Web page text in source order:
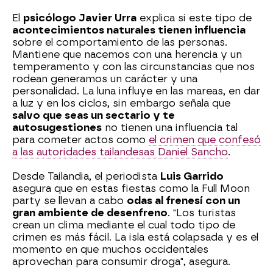
El psicólogo Javier Urra explica si este tipo de
acontecimientos naturales tienen influencia
sobre el comportamiento de las personas.
Mantiene que nacemos con una herencia y un
temperamento y con las circunstancias que nos
rodean generamos un carácter y una
personalidad. La luna influye en las mareas, en dar
a luz y en los ciclos, sin embargo señala que
salvo que seas un sectario y te
autosugestiones no tienen una influencia tal
para cometer actos como el crimen que confesó
a las autoridades tailandesas Daniel Sancho.
Desde Tailandia, el periodista Luis Garrido
asegura que en estas fiestas como la Full Moon
party se llevan a cabo odas al frenesí con un
gran ambiente de desenfreno. "Los turistas
crean un clima mediante el cual todo tipo de
crimen es más fácil. La isla está colapsada y es el
momento en que muchos occidentales
aprovechan para consumir droga", asegura.